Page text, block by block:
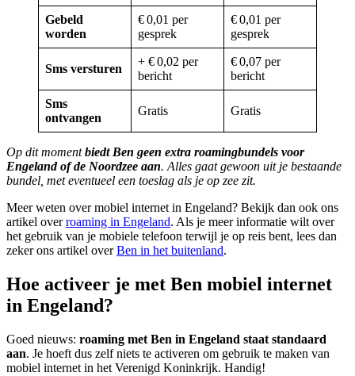
Gebeld
worden
€ 0,01 per
gesprek
€ 0,01 per
gesprek
Sms versturen
+ € 0,02 per
bericht
€ 0,07 per
bericht
Sms
ontvangen
Gratis Gratis
Op dit momentbiedt Ben geen extra roamingbundels voor
Engeland of de Noordzee aan. Alles gaat gewoon uit je bestaande
bundel, met eventueel een toeslag als je op zee zit.
Meer weten over mobiel internet in Engeland? Bekijk dan ook ons
artikel overroaming in Engeland. Als je meer informatie wilt over
het gebruik van je mobiele telefoon terwijl je op reis bent, lees dan
zeker ons artikel overBen in het buitenland.
Hoe activeer je met Ben mobiel internet
in Engeland?
Goed nieuws: roaming met Ben in Engeland staat standaard
aan. Je hoeft dus zelf niets te activeren om gebruik te maken van
mobiel internet in het Verenigd Koninkrijk. Handig!